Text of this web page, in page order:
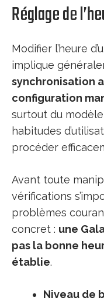
Réglage de
Modifier l’heure
implique
synchronisation
configuration
surtout du
habitudes
procéder
Avant toute
vérifications
problèmes
concret : une
pas la bonne
établie.
Niveau de